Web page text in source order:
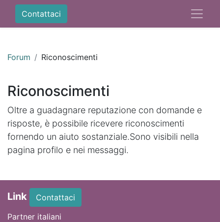
Contattaci
Forum Riconoscimenti
Riconoscimenti
Oltre a guadagnare reputazione con domande e
risposte, è possibile ricevere riconoscimenti
fornendo un aiuto sostanziale.Sono visibili nella
pagina profilo e nei messaggi.
Link
Contattaci
Partner italiani